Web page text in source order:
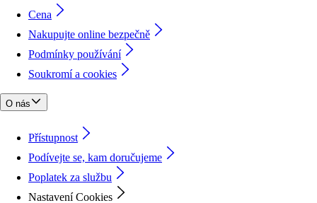
Cena
Nakupujte online bezpečně
Podmínky používání
Soukromí a cookies
O nás
Přístupnost
Podívejte se, kam doručujeme
Poplatek za službu
Nastavení Cookies